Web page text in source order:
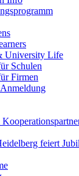
University Life
Schulen
Firmen
feiert